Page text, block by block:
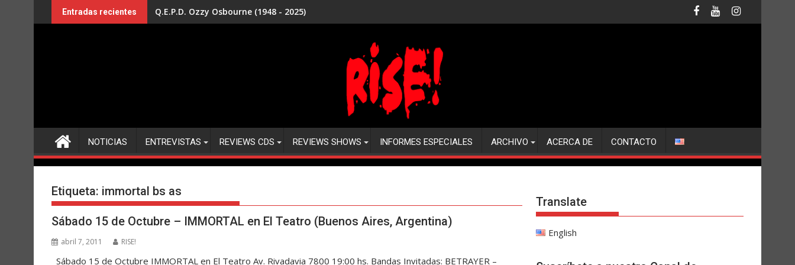
al
Entradas recientes Q.E.P.D. Ozzy Osbourne (1948 - 2025)
NOTICIAS ENTREVISTAS REVIEWS CDS REVIEWS SHOWS INFORMES ESPECIALES ARCHIVO ACERCA DE CONTACTO
Etiqueta: immortal bs as
Sábado 15 de Octubre – IMMORTAL en El Teatro (Buenos Aires, Argentina)
abril 7, 2011 RISE!
Sábado 15 de Octubre IMMORTAL en El Teatro Av. Rivadavia 7800 19:00 hs. Bandas Invitadas: BETRAYER –
Translate
English